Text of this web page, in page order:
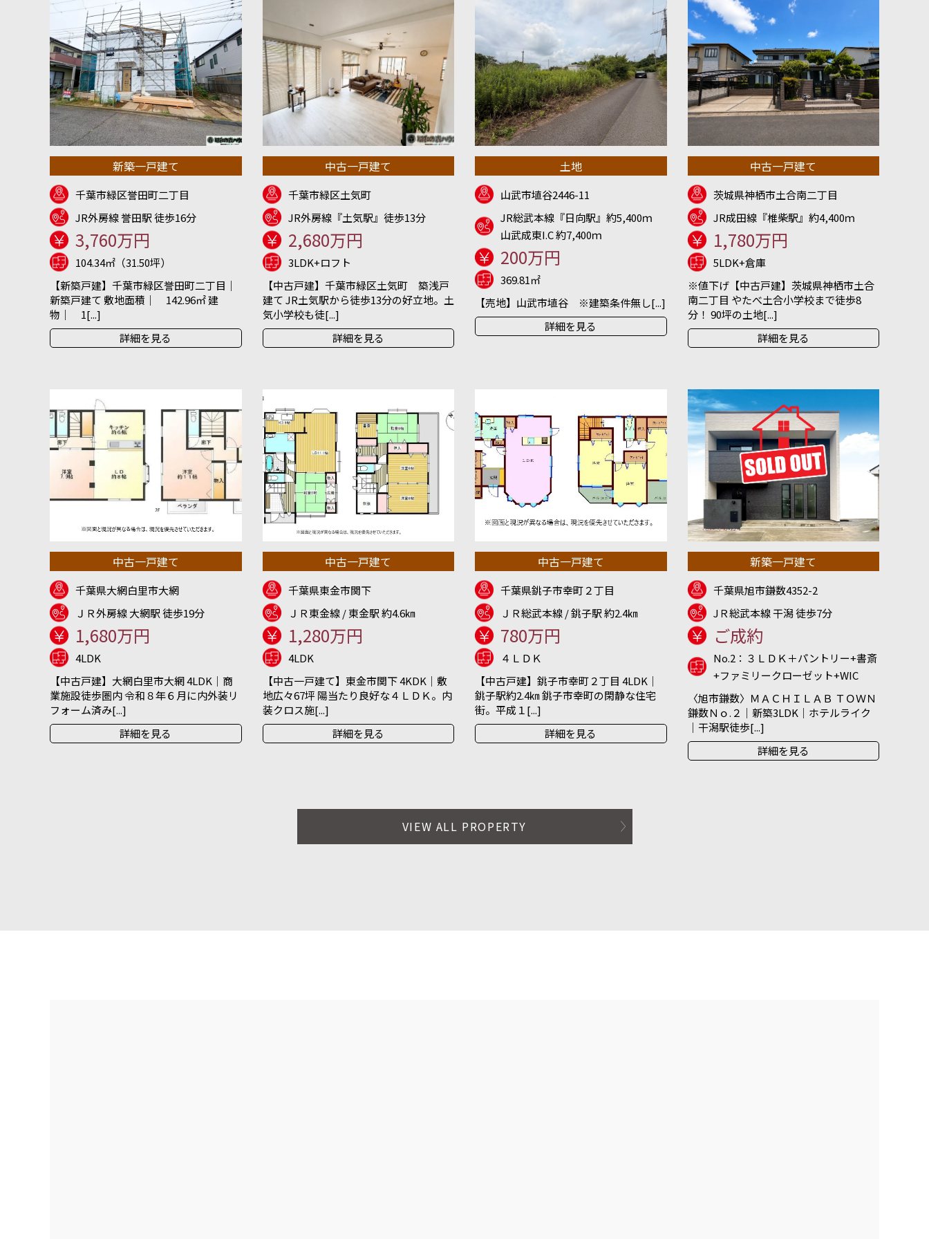
新築一戸建て
千葉市緑区誉田町二丁目
JR外房線 誉田駅 徒歩16分
3,760万円
104.34㎡（31.50坪）
【新築戸建】千葉市緑区誉田町二丁目｜
新築戸建て 敷地面積｜ 142.96㎡ 建
物｜ 1[...]
詳細を見る
中古一戸建て
千葉市緑区土気町
JR外房線『土気駅』徒歩13分
2,680万円
3LDK+ロフト
【中古戸建】千葉市緑区土気町 築浅戸
建て JR土気駅から徒歩13分の好立地。土
気小学校も徒[...]
詳細を見る
土地
山武市埴谷2446-11
JR総武本線『日向駅』約5,400ｍ
山武成東I.C 約7,400ｍ
200万円
369.81㎡
【売地】山武市埴谷 ※建築条件無し[...]
詳細を見る
中古一戸建て
茨城県神栖市土合南二丁目
JR成田線『椎柴駅』約4,400ｍ
1,780万円
5LDK+倉庫
※値下げ【中古戸建】茨城県神栖市土合
南二丁目 やたべ土合小学校まで徒歩8
分！ 90坪の土地[...]
詳細を見る
中古一戸建て
千葉県大網白里市大網
ＪＲ外房線 大網駅 徒歩19分
1,680万円
4LDK
【中古戸建】大網白里市大網 4LDK｜商
業施設徒歩圏内 令和８年６月に内外装リ
フォーム済み[...]
詳細を見る
中古一戸建て
千葉県東金市関下
ＪＲ東金線 / 東金駅 約4.6㎞
1,280万円
4LDK
【中古一戸建て】東金市関下 4KDK｜敷
地広々67坪 陽当たり良好な４ＬＤＫ。内
装クロス施[...]
詳細を見る
中古一戸建て
千葉県銚子市幸町２丁目
ＪＲ総武本線 / 銚子駅 約2.4㎞
780万円
４ＬＤＫ
【中古戸建】銚子市幸町２丁目 4LDK｜
銚子駅約2.4㎞ 銚子市幸町の閑静な住宅
街。平成１[...]
詳細を見る
新築一戸建て
千葉県旭市鎌数4352-2
JＲ総武本線 干潟 徒歩7分
ご成約
No.2：３ＬＤＫ＋パントリー+書斎
+ファミリークローゼット+WIC
〈旭市鎌数〉ＭＡＣＨＩＬＡＢ ＴＯＷＮ
鎌数Ｎｏ.２｜新築3LDK｜ホテルライク
｜干潟駅徒歩[...]
詳細を見る
VIEW ALL PROPERTY